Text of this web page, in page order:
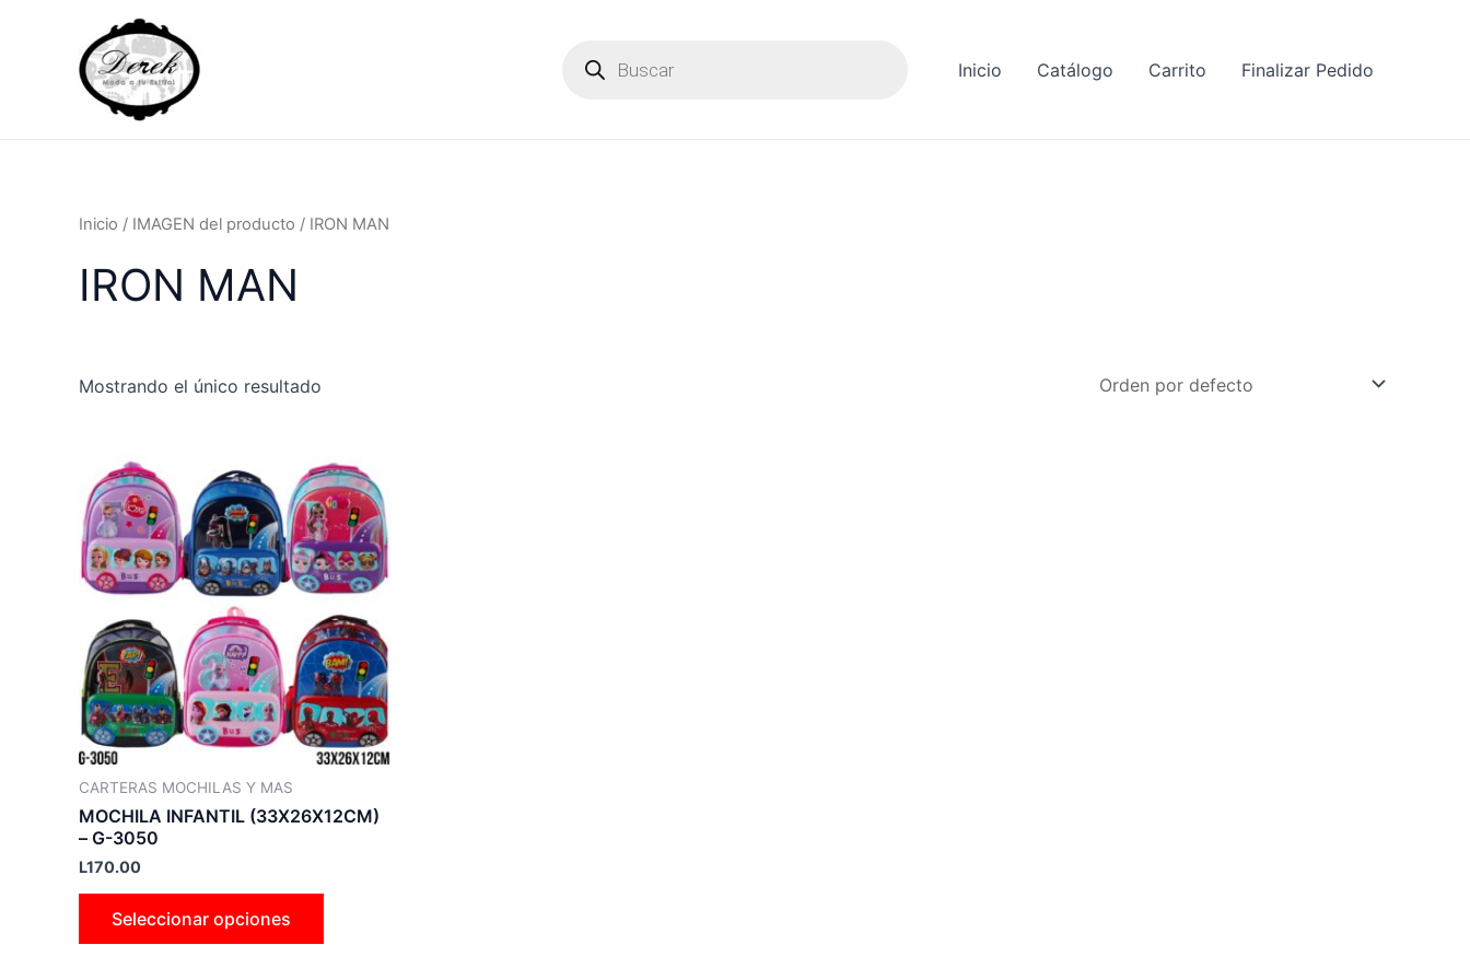
contenido
Inicio Catálogo Carrito Finalizar Pedido
Inicio / IMAGEN del producto / IRON MAN
IRON MAN
Mostrando el único resultado
CARTERAS MOCHILAS Y MAS
MOCHILA INFANTIL (33X26X12CM)
– G-3050
L170.00
Seleccionar opciones
Este
producto
tiene
múltiples
variantes.
opciones
se
pueden
elegir
en
página